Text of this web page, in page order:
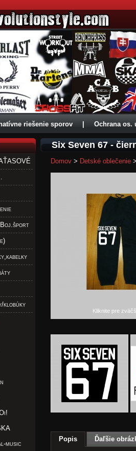
riešenie sporov Ochrana os.
klobúky
music
Six Seven 67 -
Domov > Detské oblečenie >
Kliknite pre
Popis Ďaľšie